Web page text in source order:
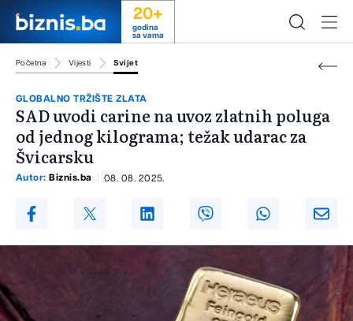
20+
godina
sa vama
Početna Vijesti Svijet
GLOBALNO TRŽIŠTE ZLATA
SAD uvodi carine na uvoz zlatnih poluga
od jednog kilograma; težak udarac za
Švicarsku
Autor: Biznis.ba 08. 08. 2025.